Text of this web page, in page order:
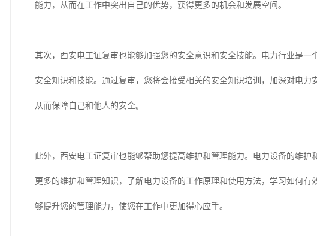
能力，从而在工作中突出自己的优势，获得更多的机会和发展空间。
其次，西安电工证复审也能够加强您的安全意识和安全技能。电力行业是
安全知识和技能。通过复审，您将会接受相关的安全知识培训，加深对电力
从而保障自己和他人的安全。
此外，西安电工证复审也能够帮助您提高维护和管理能力。电力设备的维
更多的维护和管理知识，了解电力设备的工作原理和使用方法，学习如何
够提升您的管理能力，使您在工作中更加得心应手。